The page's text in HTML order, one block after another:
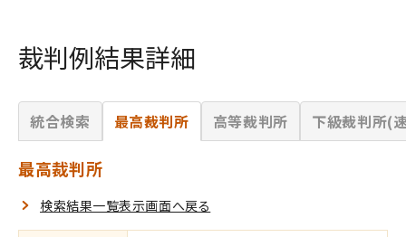
裁判例結果詳細
統合検索 最高裁判所 高等裁判所 下級裁判所(
最高裁判所
検索結果一覧表示画面へ戻る